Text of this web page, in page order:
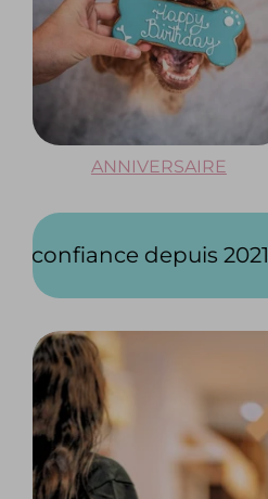
ANNIVERSAIRE
+15 000